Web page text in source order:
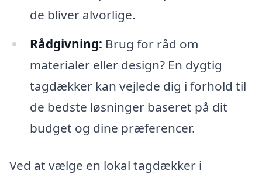
de bliver alvorlige.
Rådgivning: Brug for råd om
materialer eller design? En dygtig
tagdækker kan vejlede dig i forhold til
de bedste løsninger baseret på dit
budget og dine præferencer.
Ved at vælge en lokal tagdækker i